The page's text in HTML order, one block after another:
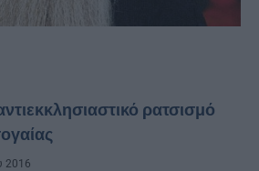
ρατσισμό
2016